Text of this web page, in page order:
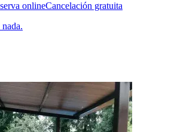
onlineCancelación gratuita